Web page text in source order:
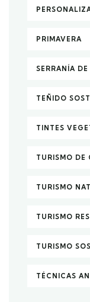
PRIMAVERA
SERRANÍA
TEÑIDO
TINTES
TURISMO DE
TURISMO
TURISMO
TURISMO
TÉCNICAS